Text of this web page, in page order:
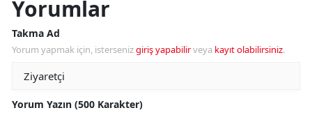
Yorumlar
Takma Ad
Yorum yapmak için, istersenizgiriş yapabilirveya kayıt olabilirsiniz.
Yorum Yazın (500 Karakter)